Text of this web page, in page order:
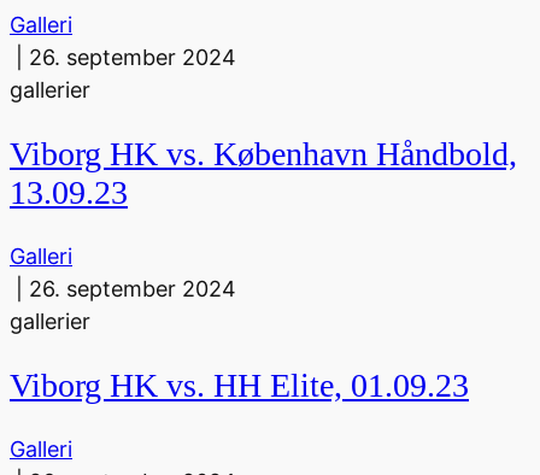
Galleri
26. september 2024
gallerier
Viborg HK vs. København Håndbold,
13.09.23
Galleri
26. september 2024
gallerier
Viborg HK vs. HH Elite, 01.09.23
Galleri